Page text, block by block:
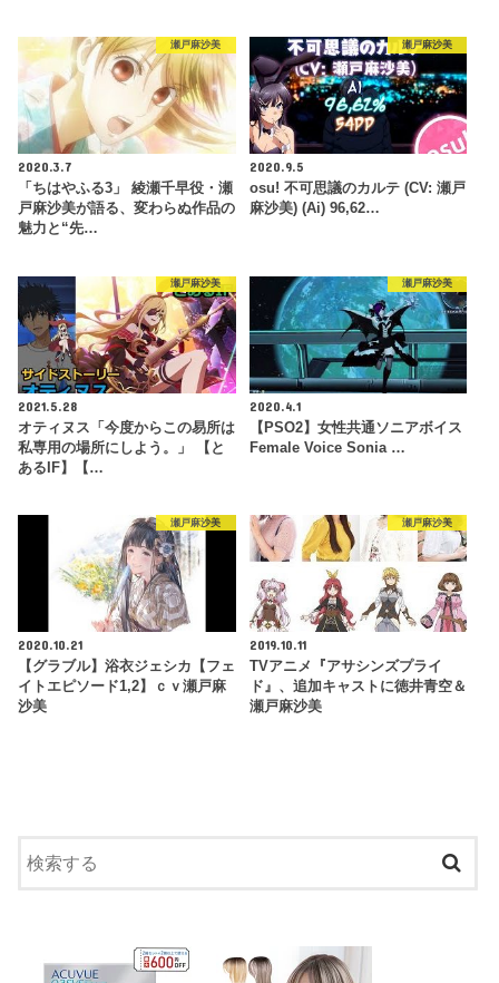
瀬戸麻沙美
2020.3.7
「ちはやふる3」 綾瀬千早役・瀬
戸麻沙美が語る、変わらぬ作品の
魅力と“先…
瀬戸麻沙美
2020.9.5
osu! 不可思議のカルテ (CV: 瀬戸
麻沙美) (Ai) 96,62…
瀬戸麻沙美
2021.5.28
オティヌス「今度からこの易所は
私専用の場所にしよう。」 【と
あるIF】【…
瀬戸麻沙美
2020.4.1
【PSO2】女性共通ソニアボイス
Female Voice Sonia …
瀬戸麻沙美
2020.10.21
【グラブル】浴衣ジェシカ【フェ
イトエピソード1,2】ｃｖ瀬戸麻
沙美
瀬戸麻沙美
2019.10.11
TVアニメ『アサシンズプライ
ド』、追加キャストに徳井青空＆
瀬戸麻沙美